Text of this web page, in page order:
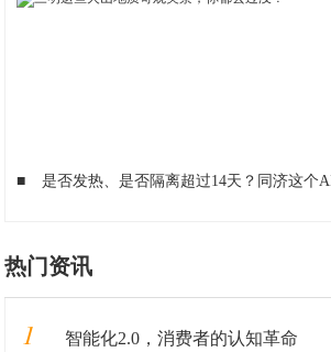
■ 是否发热、是否隔离超过14天？同济这个
热门资讯
1 智能化2.0，消费者的认知革命